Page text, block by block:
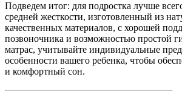
Подведем итог: для подростка лучше
средней жесткости, изготовленный из
качественных материалов, с хорошей
позвоночника и возможностью простой
матрас, учитывайте индивидуальные
особенности вашего ребенка, чтобы
и комфортный сон.